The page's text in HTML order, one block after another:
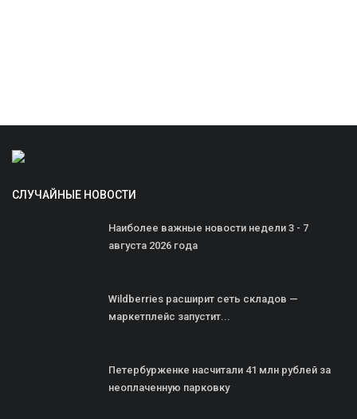
СЛУЧАЙНЫЕ НОВОСТИ
Наиболее важные новости недели 3 - 7
августа 2026 года
Wildberries расширит сеть складов —
маркетплейс запустит...
Петербурженке насчитали 41 млн рублей за
неоплаченную парковку